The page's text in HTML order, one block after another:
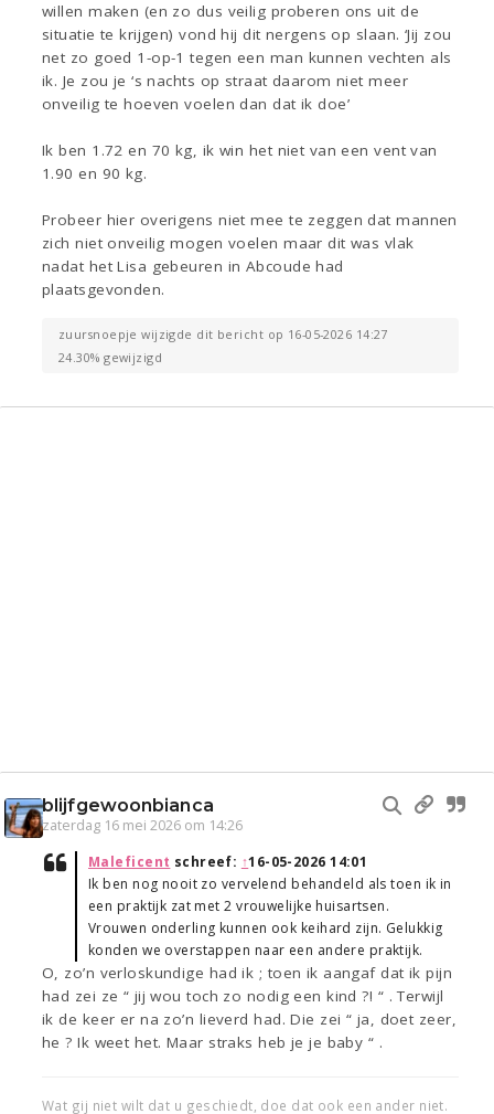
willen maken (en zo dus veilig proberen ons uit de
situatie te krijgen) vond hij dit nergens op slaan. ‘Jij zou
net zo goed 1-op-1 tegen een man kunnen vechten als
ik. Je zou je ‘s nachts op straat daarom niet meer
onveilig te hoeven voelen dan dat ik doe’
Ik ben 1.72 en 70 kg, ik win het niet van een vent van
1.90 en 90 kg.
Probeer hier overigens niet mee te zeggen dat mannen
zich niet onveilig mogen voelen maar dit was vlak
nadat het Lisa gebeuren in Abcoude had
plaatsgevonden.
zuursnoepje wijzigde dit bericht op 16-05-2026 14:27
24.30% gewijzigd
blijfgewoonbianca
zaterdag 16 mei 2026 om 14:26
Maleficent schreef: ↑16-05-2026 14:01
Ik ben nog nooit zo vervelend behandeld als toen ik in
een praktijk zat met 2 vrouwelijke huisartsen.
Vrouwen onderling kunnen ook keihard zijn. Gelukkig
konden we overstappen naar een andere praktijk.
O, zo’n verloskundige had ik ; toen ik aangaf dat ik pijn
had zei ze “ jij wou toch zo nodig een kind ?! “ . Terwijl
ik de keer er na zo’n lieverd had. Die zei “ ja, doet zeer,
he ? Ik weet het. Maar straks heb je je baby “ .
Wat gij niet wilt dat u geschiedt, doe dat ook een ander niet.